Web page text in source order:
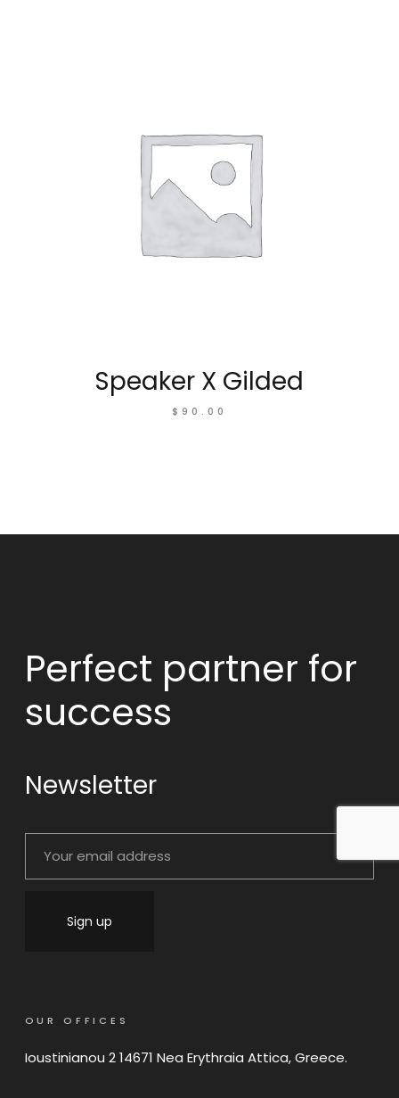
Speaker X Gilded
$90.00
Perfect partner for
success
Newsletter
OUR OFFICES
Ioustinianou 2 14671 Nea Erythraia Attica, Greece.